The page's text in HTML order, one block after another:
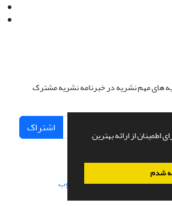
اطمینان از ارائه بهترین
شدم
های مهم نشریه در خبرنامه نشریه مشترک
اشتراک
طراحی و پیاده سازی از سیناوب